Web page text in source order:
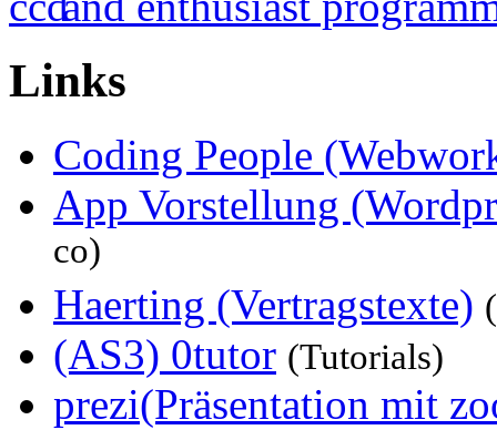
Links
Coding People
App Vorstellung
co)
Haerting (Vertragstexte)
(AS3) 0tutor (Tutorials)
prezi(Präsentation mit